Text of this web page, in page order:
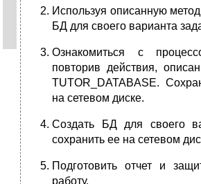
Используя описанную
БД для своего варианта
Ознакомиться с
повторив действия,
TUTOR_DATABASE.
на сетевом диске.
Создать БД для своего
сохранить ее на сетевом
Подготовить отчет и
работу.